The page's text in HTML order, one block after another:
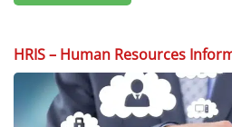
HRIS – Human Resources